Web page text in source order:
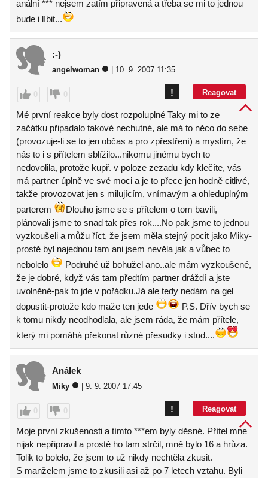
anální *** nejsem zatím připravená a třeba se mi to jednou
bude i líbit...
:-)
angelwoman | 10. 9. 2007 11:35
0 0 Reagovat
!
Mé první reakce byly dost rozpoluplné Taky mi to ze
začátku připadalo takové nechutné, ale má to něco do sebe
(provozuje-li se to jen občas a pro zpřestření) a myslím, že
nás to i s přítelem sblížilo...nikomu jinému bych to
nedovolila, protože kupř. v poloze zezadu kdy klečíte, vás
má partner úplně ve své moci a je to přece jen hodně citlivé,
takže provozovat jen s milujícím, vnímavým a ohleduplným
parterem
Dlouho jsme se s přítelem o tom bavili,
plánovali jsme to snad tak přes rok....No pak jsme to jednou
vyzkoušeli a můžu říct, že jsem měla stejný pocit jako Miky-
prostě byl najednou tam ani jsem nevěla jak a vůbec to
nebolelo
Podruhé už bohužel ano..ale mám vyzkoušené,
že je dobré, když vás tam předtím partner dráždí a jste
uvolněné-pak to jde v pořádku.Já ale tedy nedám na gel
dopustit-protože kdo maže ten jede
P.S. Dřív bych se
k tomu nikdy neodhodlala, ale jsem ráda, že mám přítele,
který mi pomáhá překonat různé přesudky i stud....
Análek
Miky | 9. 9. 2007 17:45
0 0 Reagovat
!
Moje první zkušenosti a tímto ***em byly děsné. Přítel mne
nijak nepřipravil a prostě ho tam strčil, mně bylo 16 a hrůza.
Tolik to bolelo, že jsem to už nikdy nechtěla zkusit.
S manželem jsme to zkusili asi až po 7 letech vztahu. Byli